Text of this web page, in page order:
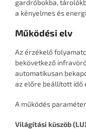
gardróbokba,
a kényelmes és
Működési elv
Az érzékelő
bekövetkező
automatikusan
az előre beállított idő
A működés
Világítási küszöb